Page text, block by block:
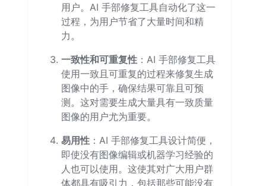
用户。AI 手部修复工具自动化了这一
过程，为用户节省了大量时间和精
力。
一致性和可重复性 ：AI 手部修复工具
使用一致且可重复的过程来修复生成
图像中的手，确保结果可靠且可预
测。这对需要生成大量具有一致质量
图像的用户尤为重要。
易用性 ：AI 手部修复工具设计简便，
即使没有图像编辑或机器学习经验的
人也可以使用。这使其对广大用户群
体都具有吸引力，包括那些可能没有